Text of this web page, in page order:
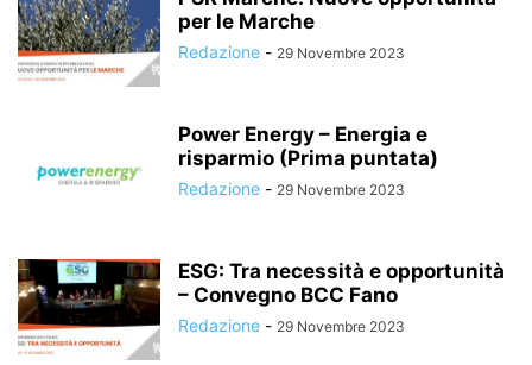
per le Marche
Redazione - 29 Novembre 2023
Power Energy – Energia e
risparmio (Prima puntata)
Redazione - 29 Novembre 2023
ESG: Tra necessità e opportunità
– Convegno BCC Fano
Redazione - 29 Novembre 2023